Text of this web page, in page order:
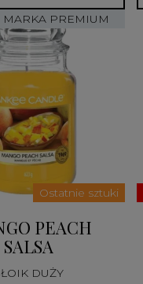
MARKA PREMIUM
Ostatnie sztuki
PEACH
SALSA
DUŻY